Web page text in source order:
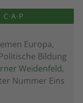
Europa,
Bildung
Weidenfeld,
Nummer Eins